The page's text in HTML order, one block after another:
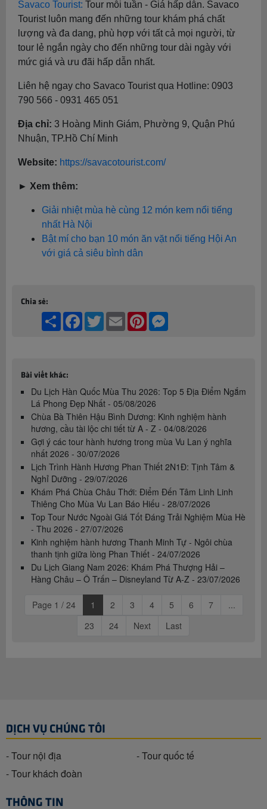
Savaco Tourist: Tour mỗi tuần - Giá hấp dẫn. Savaco
Tourist luôn mang đến những tour khám phá chất
lượng và đa dang, phù hợp với tất cả mọi người, từ
tour lẻ ngắn ngày cho đến những tour dài ngày với
mức giá và ưu đãi hấp dẫn nhất.
Liên hệ ngay cho Savaco Tourist qua Hotline: 0903
790 566 - 0931 465 051
Địa chỉ: 3 Hoàng Minh Giám, Phường 9, Quận Phú
Nhuận, TP.Hồ Chí Minh
Website: https://savacotourist.com/
► Xem thêm:
Giải nhiệt mùa hè cùng 12 món kem nổi tiếng
nhất Hà Nội
Bật mí cho bạn 10 món ăn vặt nổi tiếng Hội An
với giá cả siêu bình dân
Chia sẻ:
Share Facebook
TwitterEmail Pinterest
Bài viết khác:
Du Lịch Hàn Quốc Mùa Thu 2026: Top 5 Địa Điểm Ngắm
Lá Phong Đẹp Nhất - 05/08/2026
Chùa Bà Thiên Hậu Bình Dương: Kinh nghiệm hành
hương, cầu tài lộc chi tiết từ A - Z - 04/08/2026
Gợi ý các tour hành hương trong mùa Vu Lan ý nghĩa
nhất 2026 - 30/07/2026
Lịch Trình Hành Hương Phan Thiết 2N1Đ: Tịnh Tâm &
Nghỉ Dưỡng - 29/07/2026
Khám Phá Chùa Châu Thới: Điểm Đến Tâm Linh Linh
Thiêng Cho Mùa Vu Lan Báo Hiếu - 28/07/2026
Top Tour Nước Ngoài Giá Tốt Đáng Trải Nghiệm Mùa Hè
- Thu 2026 - 27/07/2026
Kinh nghiệm hành hương Thanh Minh Tự - Ngôi chùa
thanh tịnh giữa lòng Phan Thiết - 24/07/2026
Du Lịch Giang Nam 2026: Khám Phá Thượng Hải –
Hàng Châu – Ô Trấn – Disneyland Từ A-Z - 23/07/2026
Page 1 / 24 1 2 3 4 5 6 7
...
23
24 Next Last
DỊCH VỤ CHÚNG TÔI
- Tour nội địa
- Tour quốc tế
- Tour khách đoàn
THÔNG TIN